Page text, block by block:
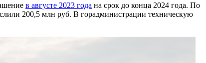
в августе 2023 года на срок до конца 2024 года. По
200,5 млн руб. В горадминистрации техническую